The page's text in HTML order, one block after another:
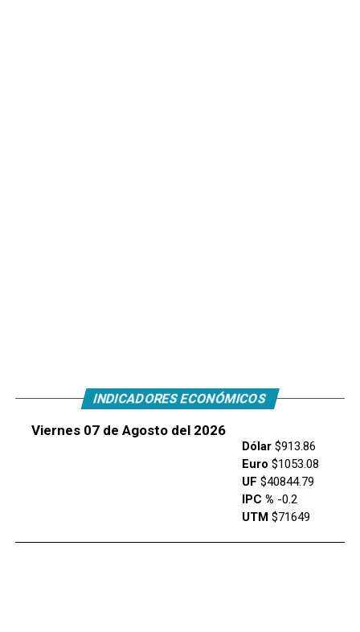
INDICADORES ECONÓMICOS
Viernes 07 de Agosto del 2026
Dólar$913.86
Euro $1053.08
UF $40844.79
IPC % -0.2
UTM$71649